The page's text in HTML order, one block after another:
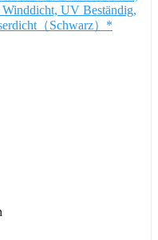
UV Beständig,
（Schwarz）*